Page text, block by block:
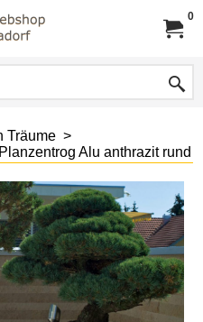
0
Träume >
Planzentrog Alu anthrazit rund